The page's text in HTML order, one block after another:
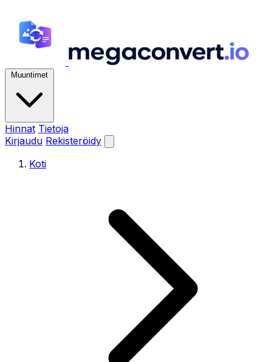
Muuntimet
Hinnat Tietoja
Kirjaudu Rekisteröidy
Koti